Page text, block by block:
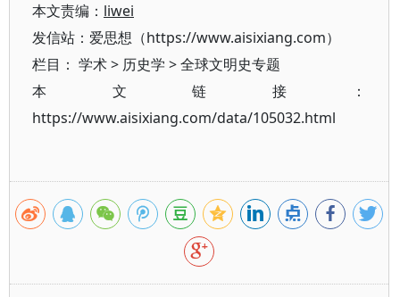
本文责编： liwei
发信站：爱思想（https://www.aisixiang.com）
栏目： 学术> 历史学 >全球文明史专题
本文链接：
https://www.aisixiang.com/data/105032.html